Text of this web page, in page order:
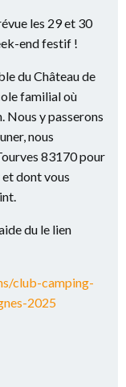
les 29 et 30
end festif !
du Château de
familial où
Nous y passerons
nous
83170 pour
dont vous
du le lien
club-camping-
2025